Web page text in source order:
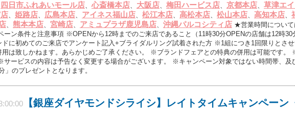
四日市ふれあいモール店、 心斎橋本店、 大阪店、 梅田ハービス店、 京都本店、 草津エ
、 姫路店、 広島本店、 アイネス福山店、 松江本店、 高松本店、 松山本店、 高知本店、
、 熊本本店、 宮崎店、 アミュプラザ鹿児島店、 沖縄パルコシティ店 ★営業時間について
ーン条件と注意事項 ※OPENから12時までのご来店であること（11時30分OPENの店舗は12時
ドに初めてのご来店でアンケート記入+ブライダルリング試着された方 ※1組につき1回限りとさ
用は致しかねます。あらかじめご了承ください。 ※ブランドフェアとの特典の併用は可能です
ービスの内容は予告なく変更する場合がございます。 ※キャンペーン対象ではない時間帯、及
」のプレゼントとなります。
【銀座ダイヤモンドシライシ】レイトタイムキャンペーン